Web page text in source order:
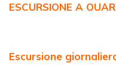
ESCURSIONE A
Escursione